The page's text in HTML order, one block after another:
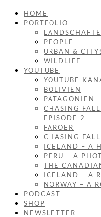
HOME
PORTFOLIO
PEOPLE
URBAN &
WILDLIFE
YOUTUBE
YOUTUBE
BOLIVIEN
PATAGONIEN
CHASING
EPISODE 2
FÄRÖER
CHASING FALL
ICELAND – A
PERU – A
THE
ICELAND – A
NORWAY – A
PODCAST
SHOP
NEWSLETTER